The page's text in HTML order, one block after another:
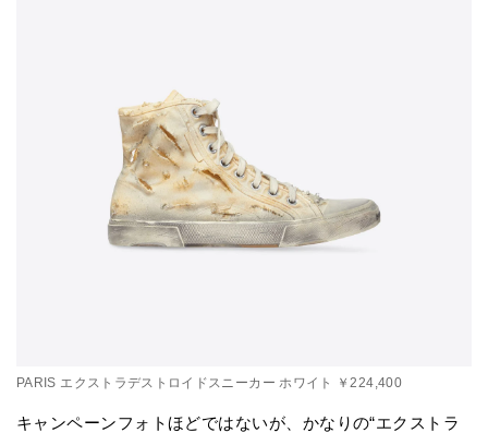
PARIS エクストラデストロイドスニーカー ホワイト ￥224,400
キャンペーンフォトほどではないが、かなりの“エクストラ